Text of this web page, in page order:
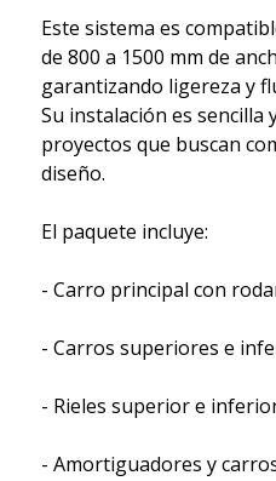
Este sistema es
de 800 a 1500 mm de
garantizando ligereza y
Su instalación es sencilla
proyectos que buscan
diseño.
El paquete incluye:
- Carro principal con
- Carros superiores e
- Rieles superior e
- Amortiguadores y